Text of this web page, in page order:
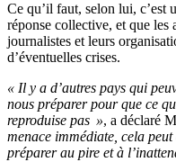
Ce qu’il faut, selon lui, c’est
réponse collective, et que les
journalistes et leurs
d’éventuelles crises.
« Il y a d’autres pays qui
nous préparer pour que ce
reproduise pas », a déclaré
menace immédiate, cela
préparer au pire et à